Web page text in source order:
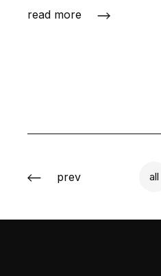
read more
prev all